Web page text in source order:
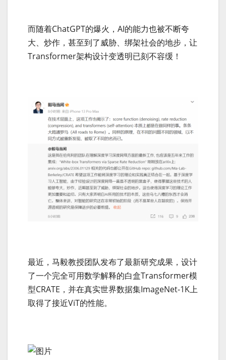
而随着ChatGPT的爆火，AI的能力也被不断夸
大、炒作，甚至到了威胁、绑架社会的地步，让
Transformer架构设计变透明已刻不容缓！
最近，马毅教授团队发布了最新研究成果，设计
了一个完全可用数学解释的白盒Transformer模
型CRATE，并在真实世界数据集ImageNet-1K上
取得了接近ViT的性能。